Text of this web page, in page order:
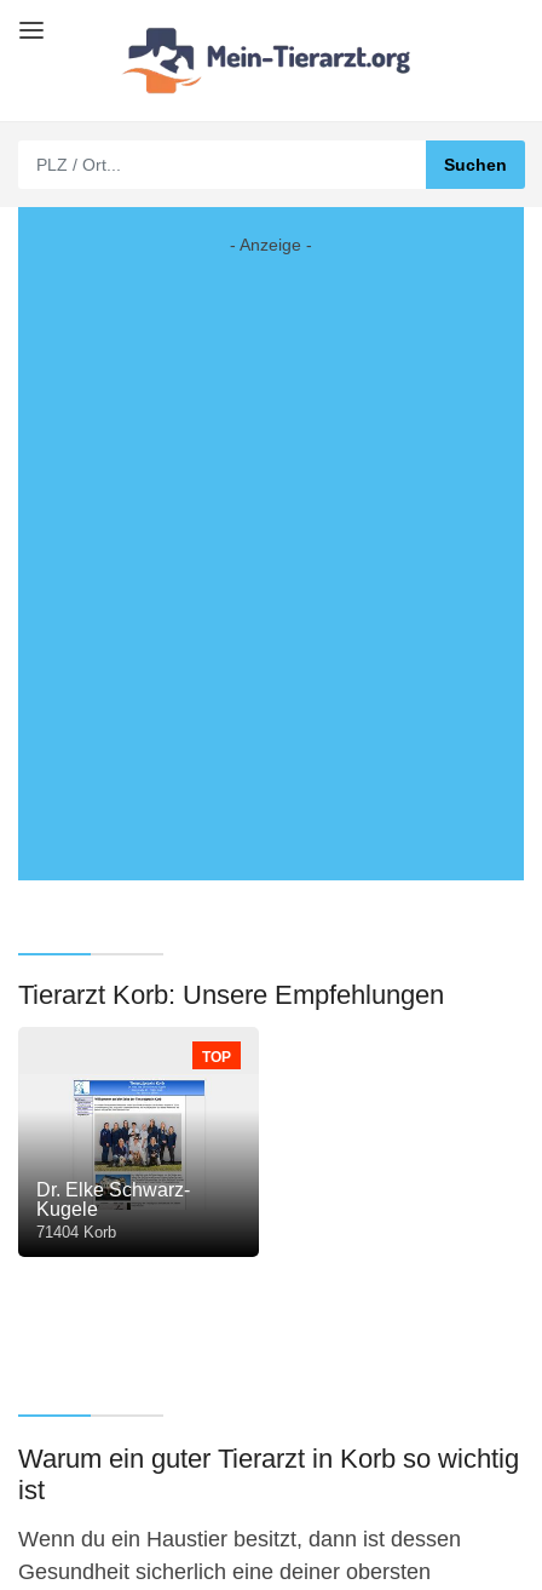
- Anzeige -
Tierarzt Korb: Unsere Empfehlungen
TOP
Dr. Elke Schwarz-
Kugele
71404 Korb
Warum ein guter Tierarzt in Korb so wichtig
ist
Wenn du ein Haustier besitzt, dann ist dessen
Gesundheit sicherlich eine deiner obersten